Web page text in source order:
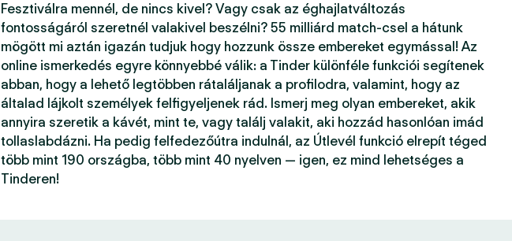
Fesztiválra mennél, de nincs kivel? Vagy csak az éghajlatváltozás
fontosságáról szeretnél valakivel beszélni? 55 milliárd match-csel a hátunk
mögött mi aztán igazán tudjuk hogy hozzunk össze embereket egymással! Az
online ismerkedés egyre könnyebbé válik: a Tinder különféle funkciói segítenek
abban, hogy a lehető legtöbben rátaláljanak a profilodra, valamint, hogy az
általad lájkolt személyek felfigyeljenek rád. Ismerj meg olyan embereket, akik
annyira szeretik a kávét, mint te, vagy találj valakit, aki hozzád hasonlóan imád
tollaslabdázni. Ha pedig felfedezőútra indulnál, az Útlevél funkció elrepít téged
több mint 190 országba, több mint 40 nyelven — igen, ez mind lehetséges a
Tinderen!